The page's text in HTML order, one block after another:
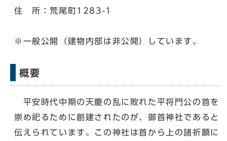
住 所：荒尾町1283-1
※一般公開（建物内部は非公開）しています。
概要
平安時代中期の天慶の乱に敗れた平将門公の首を
崇め祀るために創建されたのが、御首神社であると
伝えられています。この神社は首から上の諸祈願に